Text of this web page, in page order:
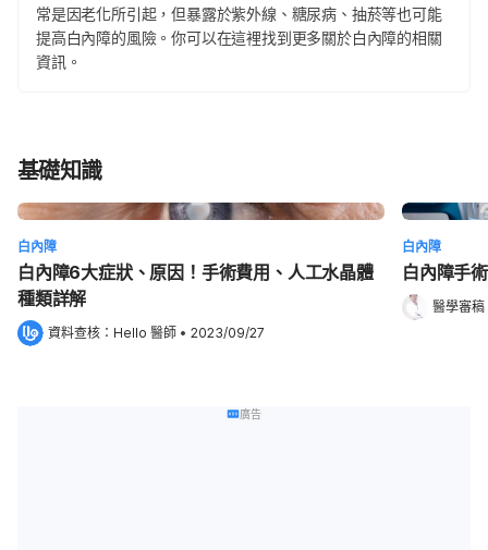
常是因老化所引起，但暴露於紫外線、糖尿病、抽菸等也可能
提高白內障的風險。你可以在這裡找到更多關於白內障的相關
資訊。
基礎知識
白內障
白內障6大症狀、原因！手術費用、人工水晶體
種類詳解
資料查核： Hello 醫師 • 2023/09/27
白內障
白內障手
醫學審稿
廣告